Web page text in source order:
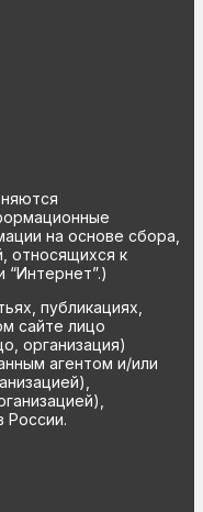
на основе сбора,
относящихся к
публикациях,
сайте лицо
организация)
агентом и/или
России.